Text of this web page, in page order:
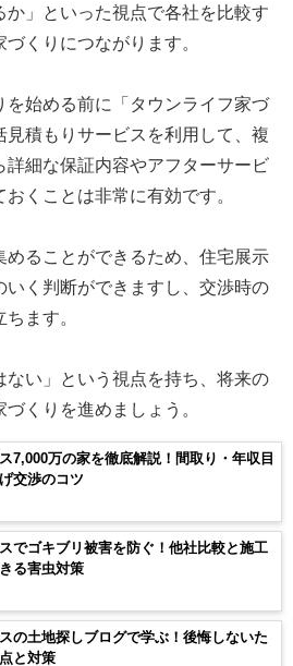
か」といった視点で各社を比較す
くりにつながります。
を始める前に「タウンライフ家づ
見積もりサービスを利用して、複
詳細な保証内容やアフターサービ
くことは非常に有効です。
めることができるため、住宅展示
いく判断ができますし、交渉時の
ます。
ない」という視点を持ち、将来の
くりを進めましょう。
7,000万の家を徹底解説！間取り・年収目
交渉のコツ
でゴキブリ被害を防ぐ！他社比較と施工
る害虫対策
の土地探しブログで学ぶ！後悔しないた
と対策